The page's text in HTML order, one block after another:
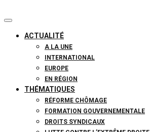
ACTUALITÉ
A LA UNE
INTERNATIONAL
EUROPE
EN RÉGION
THÉMATIQUES
RÉFORME CHÔMAGE
FORMATION GOUVERNEMENTALE
DROITS SYNDICAUX